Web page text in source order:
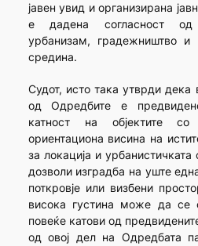
јавен увид и организирана
е дадена согласност од
урбанизам, градежништво и
средина.
Судот, исто така утврди
од Одредбите е
катност на објектите со
ориентациона висина на
за локација и
дозволи изградба на уште
поткровје или визбени
висока густина може да се
повеќе катови од
од овој дел на Одредбата